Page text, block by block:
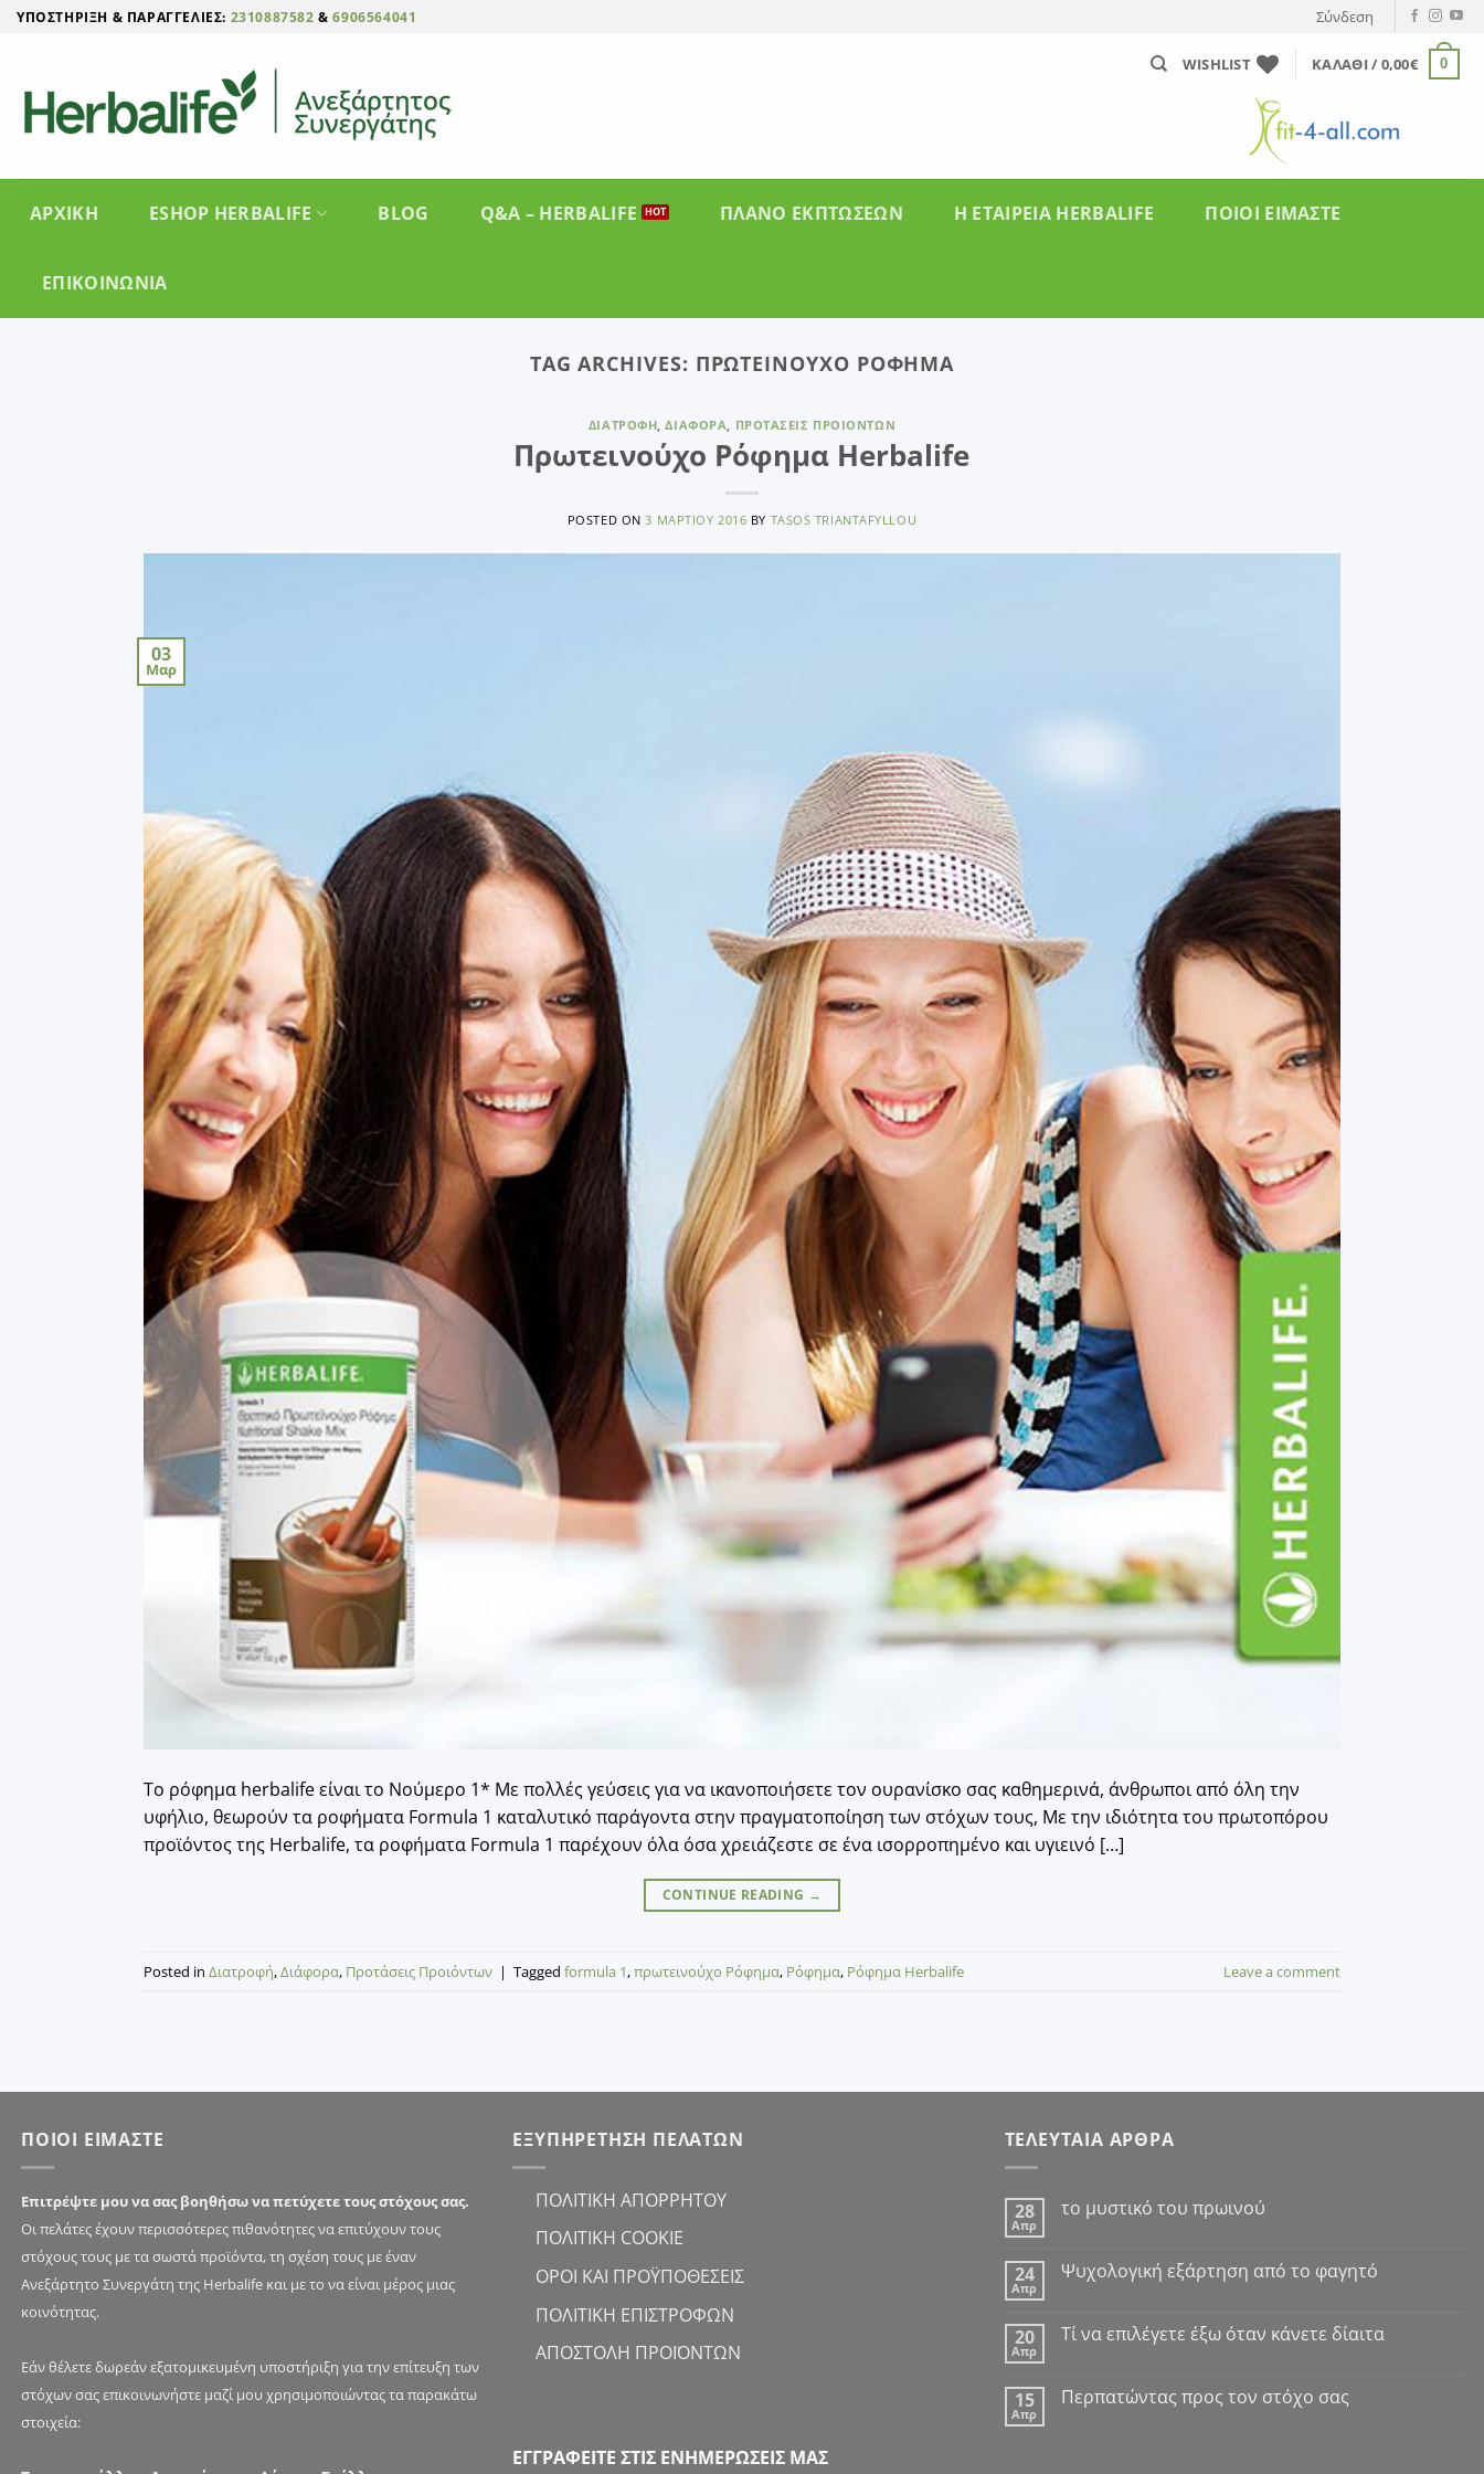
Μετάβαση
ΥΠΟΣΤΉΡΙΞΗ & ΠΑΡΑΓΓΕΛΊΕΣ: 2310887582 &6906564041 Σύνδεση
WISHLIST ΚΑΛΆΘΙ / 0,00€ 0
ΑΡΧΙΚΗ ESHOP HERBALIFE BLOG Q&A – HERBALIFE ΠΛΑΝΟ ΕΚΠΤΩΣΕΩΝ Η ΕΤΑΙΡΕΊΑ HERBALIFE ΠΟΙΟΙ ΕΙΜΑΣΤΕ
ΕΠΙΚΟΙΝΩΝΊΑ
TAG ARCHIVES: ΠΡΩΤΕΙΝΟΎΧΟ ΡΌΦΗΜΑ
ΔΙΑΤΡΟΦΉ,ΔΙΆΦΟΡΑ, ΠΡΟΤΆΣΕΙΣ ΠΡΟΙΌΝΤΩΝ
Πρωτεινούχο Ρόφημα Herbalife
POSTED ON 3 ΜΑΡΤΊΟΥ 2016 BY TASOS TRIANTAFYLLOU
03
Μαρ
Το ρόφημα herbalife είναι το Νούμερο 1* Με πολλές γεύσεις για να ικανοποιήσετε τον ουρανίσκο σας καθημερινά, άνθρωποι από όλη την
υφήλιο, θεωρούν τα ροφήματα Formula 1 καταλυτικό παράγοντα στην πραγματοποίηση των στόχων τους, Με την ιδιότητα του πρωτοπόρου
προϊόντος της Herbalife, τα ροφήματα Formula 1 παρέχουν όλα όσα χρειάζεστε σε ένα ισορροπημένο και υγιεινό […]
CONTINUE READING →
Posted inΔιατροφή,Διάφορα, Προτάσεις Προιόντων | Taggedformula 1,πρωτεινούχο Ρόφημα, Ρόφημα, Ρόφημα Herbalife Leave a comment
ΠΟΙΟΙ ΕΙΜΑΣΤΕ
Επιτρέψτε μου να σας βοηθήσω να πετύχετε τους στόχους σας.
Οι πελάτες έχουν περισσότερες πιθανότητες να επιτύχουν τους
στόχους τους με τα σωστά προϊόντα, τη σχέση τους με έναν
Ανεξάρτητο Συνεργάτη της Herbalife και με το να είναι μέρος μιας
κοινότητας.
Εάν θέλετε δωρεάν εξατομικευμένη υποστήριξη για την επίτευξη των
στόχων σας επικοινωνήστε μαζί μου χρησιμοποιώντας τα παρακάτω
στοιχεία:
ΕΞΥΠΗΡΕΤΗΣΗ ΠΕΛΑΤΩΝ
ΠΟΛΙΤΙΚΗ ΑΠΟΡΡΗΤΟΥ
ΠΟΛΙΤΙΚΗ COOKIE
ΟΡΟΙ ΚΑΙ ΠΡΟΫΠΟΘΕΣΕΙΣ
ΠΟΛΙΤΙΚΗ ΕΠΙΣΤΡΟΦΩΝ
ΑΠΟΣΤΟΛΗ ΠΡΟΪΟΝΤΩΝ
ΕΓΓΡΑΦΕΙΤΕ ΣΤΙΣ ΕΝΗΜΕΡΩΣΕΙΣ ΜΑΣ
ΤΕΛΕΥΤΑΙΑ ΑΡΘΡΑ
28
Απρ
το μυστικό του πρωινού
στο
πρωινού
24
Απρ
Ψυχολογική εξάρτηση από το φαγητό
σχόλια
στο
το
φαγητό
20
Απρ
Tί να επιλέγετε έξω όταν κάνετε δίαιτα
στο
15
Απρ
Περπατώντας προς τον στόχο σας